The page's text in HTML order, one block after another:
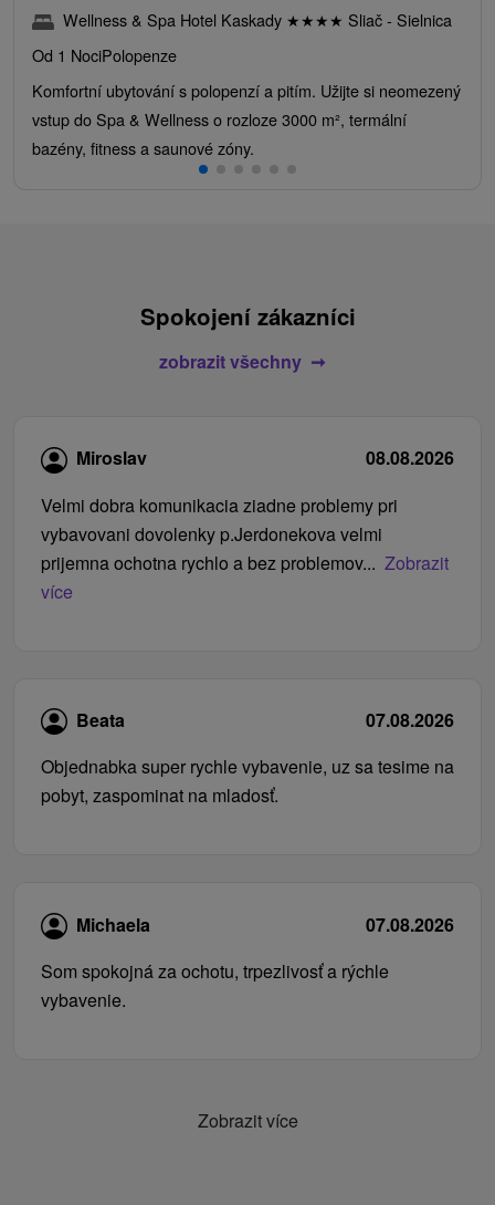
Wellness & Spa Hotel Kaskady ★★★★ Sliač - Sielnica
Od 1 NociPolopenze
Komfortní ubytování s polopenzí a pitím. Užijte si neomezený
vstup do Spa & Wellness o rozloze 3000 m², termální
bazény, fitness a saunové zóny.
Spokojení zákazníci
zobrazit všechny
Miroslav
08.08.2026
Velmi dobra komunikacia ziadne problemy pri
vybavovani dovolenky p.Jerdonekova velmi
prijemna ochotna rychlo a bez problemov... Zobrazit
více
Beata
07.08.2026
Objednabka super rychle vybavenie, uz sa tesime na
pobyt, zaspominat na mladosť.
Michaela
07.08.2026
Som spokojná za ochotu, trpezlivosť a rýchle
vybavenie.
Zobrazit více